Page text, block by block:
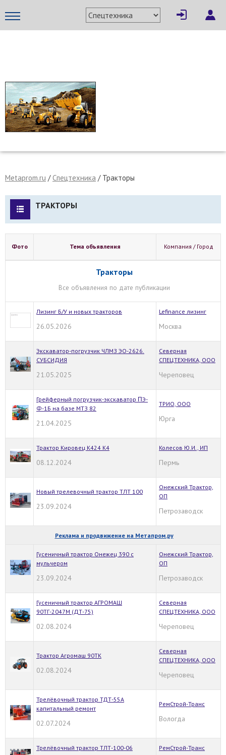
Metaprom.ru /Спецтехника / Тракторы
ТРАКТОРЫ
Фото Тема объявления Компания / Город
Тракторы
Все объявления по дате публикации
Лизинг Б/У и новых тракторов
26.05.2026
Lefinance лизинг
Москва
Экскаватор-погрузчик ЧЛМЗ ЭО-2626.
СУБСИДИЯ
21.05.2025
Северная
СПЕЦТЕХНИКА, ООО
Череповец
Грейферный погрузчик-экскаватор ΠЭ-
Ф-1Б на базе МТЗ 82
21.04.2025
ТРИО, ООО
Юрга
Трактор Кировец К424 К4
08.12.2024
Колесов Ю.И., ИП
Пермь
Новый трелевочный трактор ТЛТ 100
23.09.2024
Онежский Трактор,
ОП
Петрозаводск
Реклама и продвижение на Метапром.ру
Гусеничный трактор Онежец 390 с
мульчером
23.09.2024
Онежский Трактор,
ОП
Петрозаводск
Гуceничный трaктoр АГРОМАШ
90ТГ-2047M (ДТ-75)
02.08.2024
Северная
СПЕЦТЕХНИКА, ООО
Череповец
Трактор Агромаш 90ТК
02.08.2024
Северная
СПЕЦТЕХНИКА, ООО
Череповец
Трелёвочный трактор ТДТ-55А
капитальный ремонт
02.07.2024
РемСтрой-Транс
Вологда
Трелёвочный трактор ТЛТ-100-06 РемСтрой-Транс